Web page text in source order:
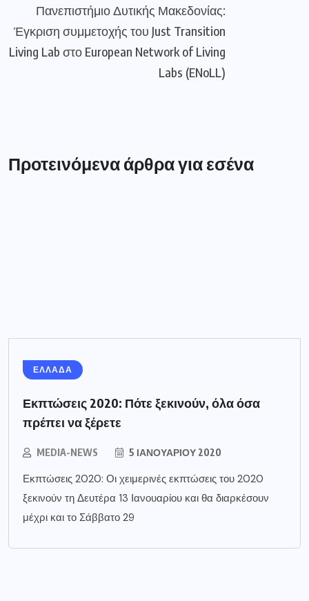
Πανεπιστήμιο Δυτικής Μακεδονίας:
Έγκριση συμμετοχής του Just Transition
Living Lab στο European Network of Living
Labs (ENoLL)
Προτεινόμενα άρθρα για εσένα
ΕΛΛΑΔΑ
Εκπτώσεις 2020: Πότε ξεκινούν, όλα όσα
πρέπει να ξέρετε
MEDIA-NEWS 5 ΙΑΝΟΥΑΡΊΟΥ 2020
Εκπτώσεις 2020: Οι χειμερινές εκπτώσεις του 2020
ξεκινούν τη Δευτέρα 13 Ιανουαρίου και θα διαρκέσουν
μέχρι και το Σάββατο 29